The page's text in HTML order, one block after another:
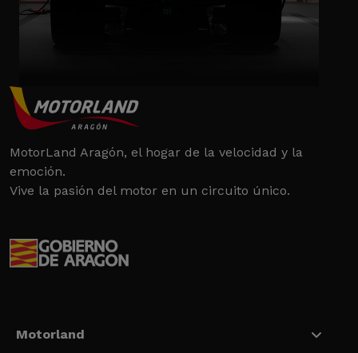
MotorLand Aragón, el hogar de la velocidad y la
emoción.
Vive la pasión del motor en un circuito único.
Motorland